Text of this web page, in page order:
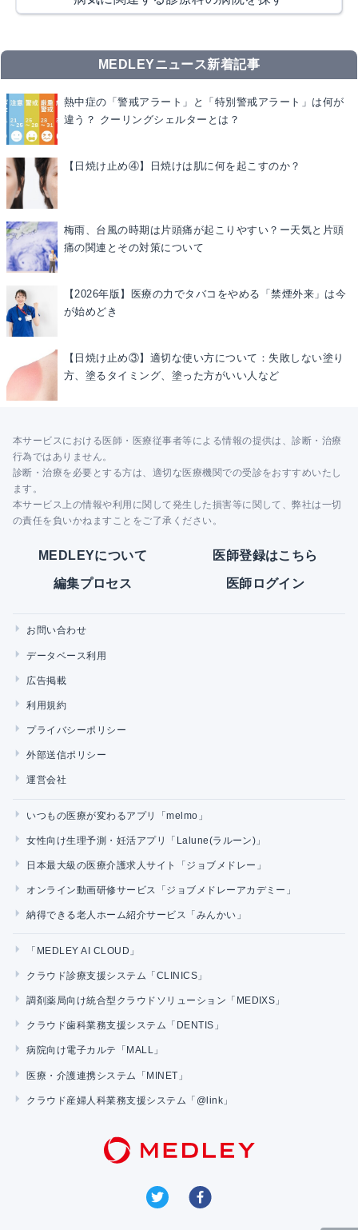
MEDLEYニュース新着記事
熱中症の「警戒アラート」と「特別警戒アラート」は何が
違う？ クーリングシェルターとは？
【日焼け止め④】日焼けは肌に何を起こすのか？
梅雨、台風の時期は片頭痛が起こりやすい？ー天気と片頭
痛の関連とその対策について
【2026年版】医療の力でタバコをやめる「禁煙外来」は今
が始めどき
【日焼け止め③】適切な使い方について：失敗しない塗り
方、塗るタイミング、塗った方がいい人など
本サービスにおける医師・医療従事者等による情報の提供は、診断・治療
行為ではありません。
診断・治療を必要とする方は、適切な医療機関での受診をおすすめいたし
ます。
本サービス上の情報や利用に関して発生した損害等に関して、弊社は一切
の責任を負いかねますことをご了承ください。
MEDLEYについて 医師登録はこちら
編集プロセス 医師ログイン
お問い合わせ
データベース利用
広告掲載
利用規約
プライバシーポリシー
外部送信ポリシー
運営会社
いつもの医療が変わるアプリ「melmo」
女性向け生理予測・妊活アプリ「Lalune(ラルーン)」
日本最大級の医療介護求人サイト「ジョブメドレー」
オンライン動画研修サービス「ジョブメドレーアカデミー」
納得できる老人ホーム紹介サービス「みんかい」
「MEDLEY AI CLOUD」
クラウド診療支援システム「CLINICS」
調剤薬局向け統合型クラウドソリューション「MEDIXS」
クラウド歯科業務支援システム「DENTIS」
病院向け電子カルテ「MALL」
医療・介護連携システム「MINET」
クラウド産婦人科業務支援システム「@link」